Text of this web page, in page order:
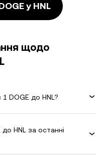
у HNL
щодо
DOGE до HNL?
HNL за останні